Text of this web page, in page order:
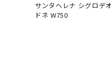
サンタヘレナ シグロデ
ドネ W750